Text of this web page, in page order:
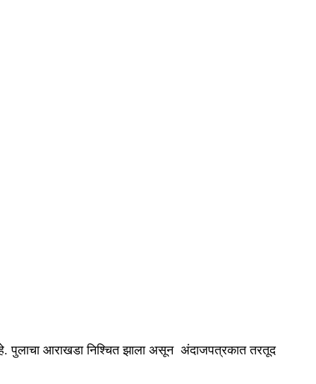
पुलाचा आराखडा निश्चित झाला असून अंदाजपत्रकात तरतूद